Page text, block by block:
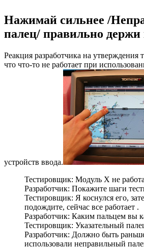
Нажимай сильнее /
палец/ правильно
Реакция разработчика на утверждения
что что-то не работает при
устройств ввода.
Тестировщик: Модуль X не
Разработчик: Покажите шаги
Тестировщик: Я коснулся его,
подождите, сейчас все работает .
Разработчик: Каким пальцем вы
Тестировщик: Указательный
Разработчик: Должно быть
использовали неправильный